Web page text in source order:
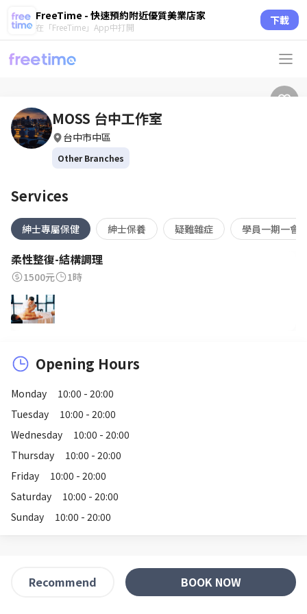
FreeTime - 快速預約附近優質美業店家
在「FreeTime」App中打開 下載
MOSS 台中工作室
台中市中區
Other Branches
Services
紳士專屬保健 紳士保養 疑難雜症 學員一期一會
柔性整復-結構調理
1500元 1時
Opening Hours
Monday
10:00 - 20:00
Tuesday
10:00 - 20:00
Wednesday
10:00 - 20:00
Thursday
10:00 - 20:00
Friday
10:00 - 20:00
Saturday
10:00 - 20:00
Sunday
10:00 - 20:00
Recommend BOOK NOW